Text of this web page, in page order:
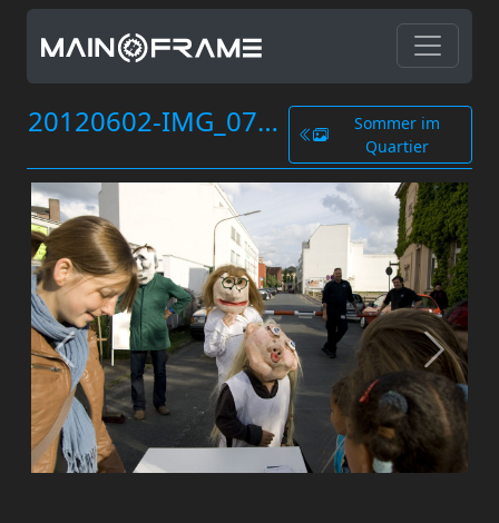
20120602-IMG_0765.jpg
Sommer im
Quartier